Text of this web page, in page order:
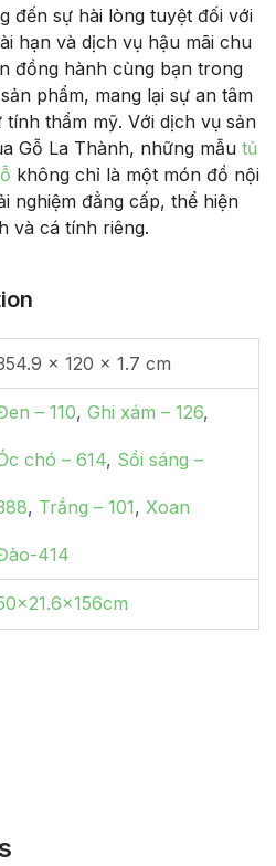
đến sự hài lòng tuyệt đối với
hạn và dịch vụ hậu mãi chu
đồng hành cùng bạn trong
phẩm, mang lại sự an tâm
thẩm mỹ. Với dịch vụ sản
Gỗ La Thành, những mẫu tủ
không chỉ là một món đồ nội
nghiệm đẳng cấp, thể hiện
và cá tính riêng.
× 120 × 1.7 cm
– 110, Ghi xám – 126,
chó – 614, Sồi sáng –
, Trắng – 101, Xoan
414